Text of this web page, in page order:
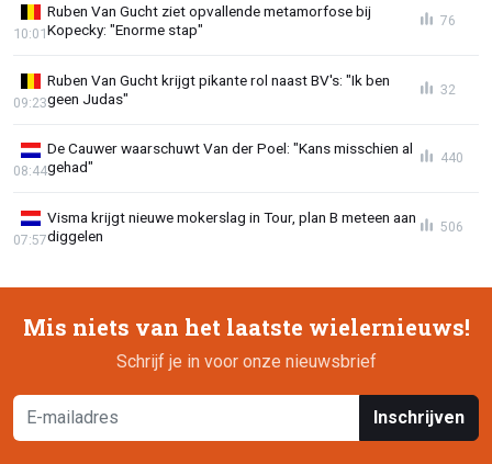
Ruben Van Gucht ziet opvallende metamorfose bij
Kopecky: "Enorme stap"
10:01
76
Ruben Van Gucht krijgt pikante rol naast BV's: "Ik ben
geen Judas"
09:23
32
De Cauwer waarschuwt Van der Poel: "Kans misschien al
gehad"
08:44
440
Visma krijgt nieuwe mokerslag in Tour, plan B meteen aan
diggelen
07:57
506
Mis niets van het laatste wielernieuws!
Schrijf je in voor onze nieuwsbrief
Inschrijven